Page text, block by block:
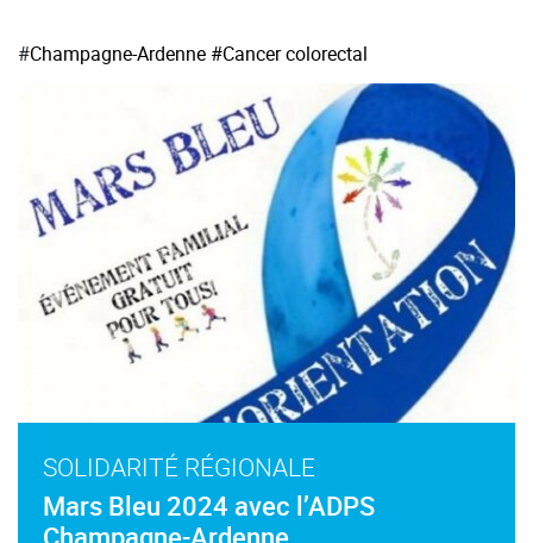
#Champagne-Ardenne #Cancer colorectal
SOLIDARITÉ RÉGIONALE
Mars Bleu 2024 avec l’ADPS